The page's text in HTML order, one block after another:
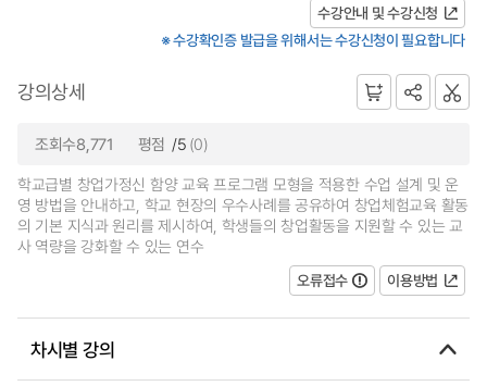
수강안내 및 수강신청
※ 수강확인증 발급을 위해서는 수강신청이 필요합니다
강의상세
조회수8,771 평점 /5 (0)
학교급별 창업가정신 함양 교육 프로그램 모형을 적용한 수업 설계 및 운
영 방법을 안내하고, 학교 현장의 우수사례를 공유하여 창업체험교육 활동
의 기본 지식과 원리를 제시하여, 학생들의 창업활동을 지원할 수 있는 교
사 역량을 강화할 수 있는 연수
오류접수
이용방법
차시별 강의